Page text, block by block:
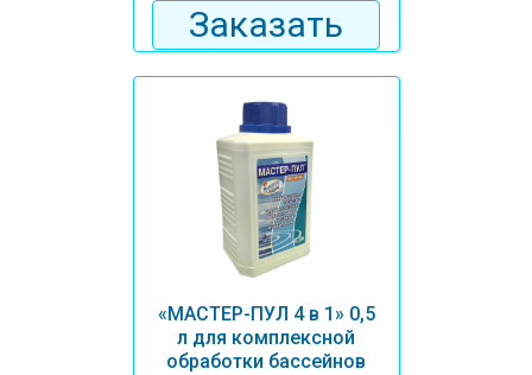
Заказать
«МАСТЕР-ПУЛ 4 в 1» 0,5
л для комплексной
обработки бассейнов